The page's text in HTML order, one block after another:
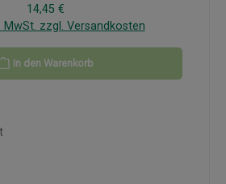
Regulärer Preis:
14,45 €
MwSt. zzgl. Versandkosten
In den Warenkorb